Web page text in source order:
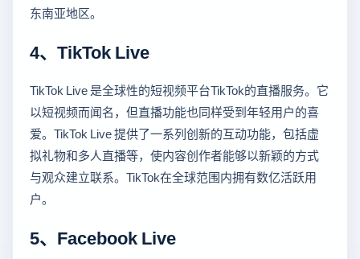
东南亚地区。
4、TikTok Live
TikTok Live 是全球性的短视频平台TikTok的直播服务。它
以短视频而闻名，但直播功能也同样受到年轻用户的喜
爱。TikTok Live 提供了一系列创新的互动功能，包括虚
拟礼物和多人直播等，使内容创作者能够以新颖的方式
与观众建立联系。TikTok在全球范围内拥有数亿活跃用
户。
5、Facebook Live